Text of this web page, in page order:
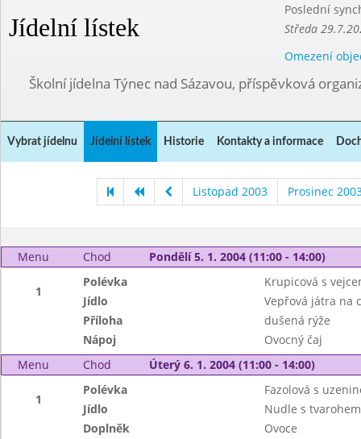
Jídelní lístek
Poslední
Středa
Omezení
Školní jídelna Týnec nad Sázavou, příspěvková
Vybrat jídelnu Jídelní lístek Historie Kontakty a informace
Listopad 2003 Prosinec
Menu Chod Pondělí 5. 1. 2004 (11:00 - 14:00)
1
Polévka
Krupicová s
Jídlo
Vepřová játra na
Příloha
dušená rýže
Nápoj
Ovocný čaj
Menu
Chod Úterý 6. 1. 2004 (11:00 - 14:00)
1
Polévka
Fazolová s
Jídlo
Nudle s tvarohem
Doplněk
Ovoce